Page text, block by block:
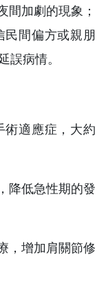
間加劇的現象；
民間偏方或親朋
誤病情。
術適應症，大約
降低急性期的發
，增加肩關節修